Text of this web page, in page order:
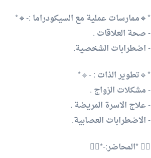
*🔹ممارسات عملية مع السيكودراما :-🔹*
- صحة العلاقات .
- اضطرابات الشخصية.
*🔹تطوير الذات : -🔹*
- مشكلات الزواج .
- علاج الاسرة المريضة .
- الاضطرابات العصابية.
👈🏻 *المحاضر:-*👉🏻